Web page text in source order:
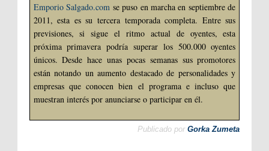
Emporio Salgado.com se puso en marcha en septiembre de
2011, esta es su tercera temporada completa. Entre sus
previsiones, si sigue el ritmo actual de oyentes, esta
próxima primavera podría superar los 500.000 oyentes
únicos. Desde hace unas pocas semanas sus promotores
están notando un aumento destacado de personalidades y
empresas que conocen bien el programa e incluso que
muestran interés por anunciarse o participar en él.
Publicado por Gorka Zumeta